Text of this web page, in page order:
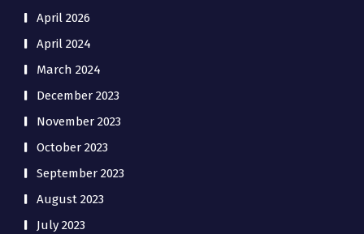
April 2026
April 2024
March 2024
December 2023
November 2023
October 2023
September 2023
August 2023
July 2023